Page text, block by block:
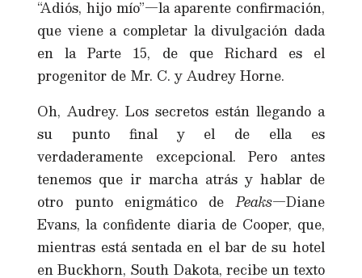
“Adiós, hijo mío”—la aparente confirmación,
que viene a completar la divulgación dada
en la Parte 15, de que Richard es el
progenitor de Mr. C. y Audrey Horne.
Oh, Audrey. Los secretos están llegando a
su punto final y el de ella es
verdaderamente excepcional. Pero antes
tenemos que ir marcha atrás y hablar de
otro punto enigmático dePeaks—Diane
Evans, la confidente diaria de Cooper, que,
mientras está sentada en el bar de su hotel
en Buckhorn, South Dakota, recibe un texto